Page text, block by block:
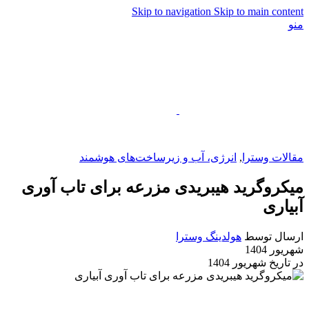
Skip to navigation Skip to main content
منو
مقالات وسترا , انرژی، آب و زیرساخت‌های هوشمند
میکروگرید هیبریدی مزرعه برای تاب آوری
آبیاری
ارسال توسط هولدینگ وسترا
شهریور 1404
در تاریخ شهریور 1404